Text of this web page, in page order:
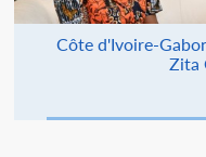
Côte d'Ivoire-
Zita